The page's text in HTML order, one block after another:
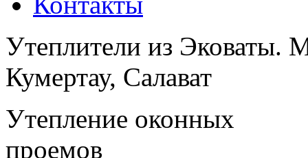
Утеплители из Эковаты.
Кумертау, Салават
Утепление оконных
проемов